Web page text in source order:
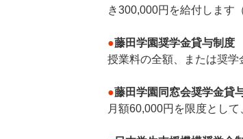
き300,000円を給付します
●藤田学園奨学金貸与制度
授業料の全額、または奨学
●藤田学園同窓会奨学金貸
月額60,000円を限度とし